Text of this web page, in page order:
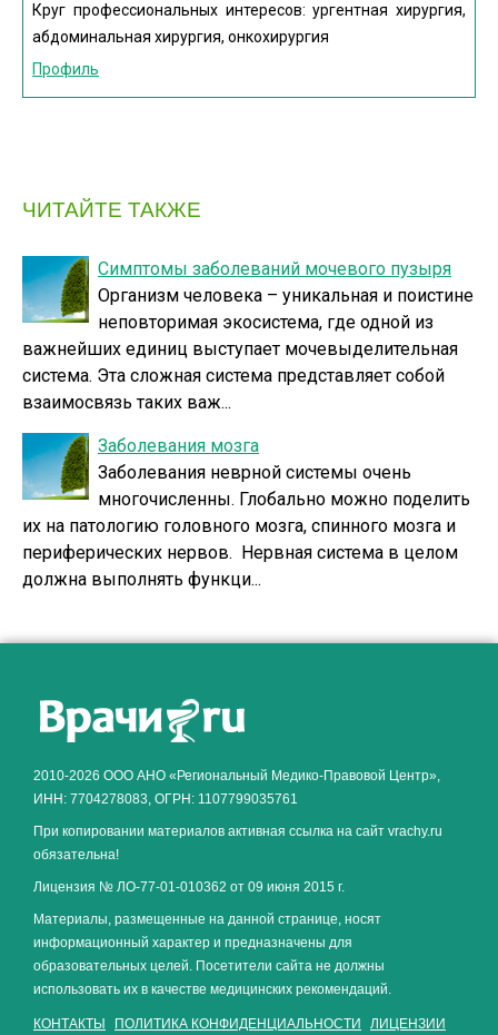
Круг профессиональных интересов: ургентная хирургия,
абдоминальная хирургия, онкохирургия
Профиль
ЧИТАЙТЕ ТАКЖЕ
Симптомы заболеваний мочевого пузыря
Организм человека – уникальная и поистине
неповторимая экосистема, где одной из
важнейших единиц выступает мочевыделительная
система. Эта сложная система представляет собой
взаимосвязь таких важ...
Заболевания мозга
Заболевания неврной системы очень
многочисленны. Глобально можно поделить
их на патологию головного мозга, спинного мозга и
периферических нервов. Нервная система в целом
должна выполнять функци...
2010-2026 ООО АНО «Региональный Медико-Правовой Центр»,
ИНН: 7704278083, ОГРН: 1107799035761
При копировании материалов активная ссылка на сайт vrachy.ru
обязательна!
Лицензия № ЛО-77-01-010362 от 09 июня 2015 г.
Материалы, размещенные на данной странице, носят
информационный характер и предназначены для
образовательных целей. Посетители сайта не должны
использовать их в качестве медицинских рекомендаций.
КОНТАКТЫ ПОЛИТИКА КОНФИДЕНЦИАЛЬНОСТИ ЛИЦЕНЗИИ